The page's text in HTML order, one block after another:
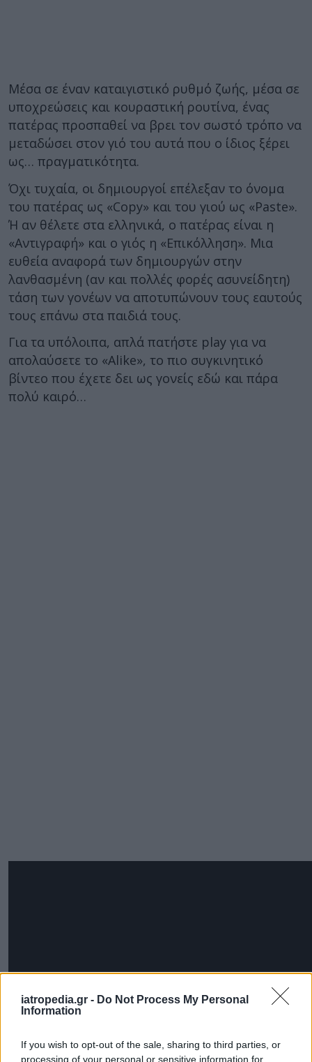
iatropedia.gr - Do Not Process My Personal
Information
If you wish to opt-out of the sale, sharing to third parties, or
processing of your personal or sensitive information for
Μέσα σε έναν καταιγιστικό ρυθμό ζωής, μέσα σε
υποχρεώσεις και κουραστική ρουτίνα, ένας
πατέρας προσπαθεί να βρει τον σωστό τρόπο να
μεταδώσει στον γιό του αυτά που ο ίδιος ξέρει
ως… πραγματικότητα.
Όχι τυχαία, οι δημιουργοί επέλεξαν το όνομα
του πατέρας ως «Copy» και του γιού ως «Paste».
Ή αν θέλετε στα ελληνικά, ο πατέρας είναι η
«Αντιγραφή» και ο γιός η «Επικόλληση». Μια
ευθεία αναφορά των δημιουργών στην
λανθασμένη (αν και πολλές φορές ασυνείδητη)
τάση των γονέων να αποτυπώνουν τους εαυτούς
τους επάνω στα παιδιά τους.
Για τα υπόλοιπα, απλά πατήστε play για να
απολαύσετε το «Alike», το πιο συγκινητικό
βίντεο που έχετε δει ως γονείς εδώ και πάρα
πολύ καιρό…